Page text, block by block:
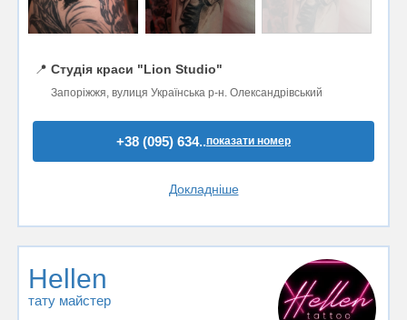
📍 Студія краси "Lion Studio"
Запоріжжя, вулиця Українська р-н. Олександрівський
+38 (095) 634..показати номер
Докладніше
Hellen
тату майстер